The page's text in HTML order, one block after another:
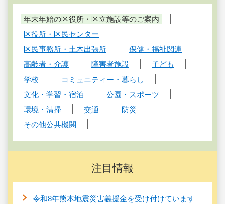
年末年始の区役所・区立施設等のご案内
区役所・区民センター
区民事務所・土木出張所
保健・福祉関連
高齢者・介護
障害者施設
子ども
学校
コミュニティー・暮らし
文化・学習・宿泊
公園・スポーツ
環境・清掃
交通
防災
その他公共機関
注目情報
令和8年熊本地震災害義援金を受け付けています